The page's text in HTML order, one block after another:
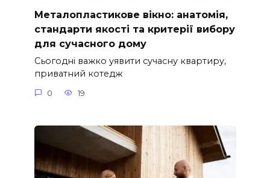
Металопластикове вікно: анатомія,
стандарти якості та критерії вибору
для сучасного дому
Сьогодні важко уявити сучасну квартиру,
приватний котедж
0 19